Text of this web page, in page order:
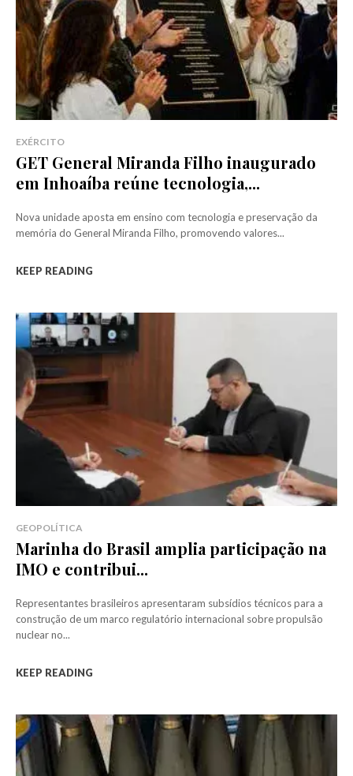
EXÉRCITO
GET General Miranda Filho inaugurado
em Inhoaíba reúne tecnologia,...
Nova unidade aposta em ensino com tecnologia e preservação da
memória do General Miranda Filho, promovendo valores...
KEEP READING
GEOPOLÍTICA
Marinha do Brasil amplia participação na
IMO e contribui...
Representantes brasileiros apresentaram subsídios técnicos para a
construção de um marco regulatório internacional sobre propulsão
nuclear no...
KEEP READING